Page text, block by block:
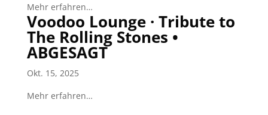
Mehr erfahren…
Voodoo Lounge · Tribute to
The Rolling Stones •
ABGESAGT
Okt. 15, 2025
Mehr erfahren…